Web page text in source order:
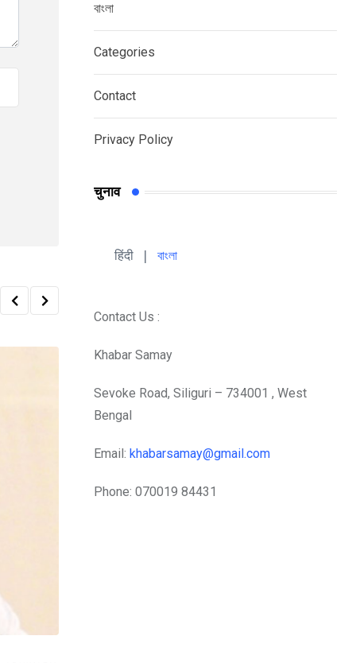
বাংলা
Categories
Contact
Privacy Policy
चुनाव
हिंदी | বাংলা
Contact Us :
Khabar Samay
Sevoke Road, Siliguri – 734001 , West
Bengal
Email: khabarsamay@gmail.com
Phone: 070019 84431